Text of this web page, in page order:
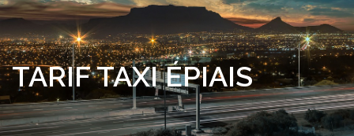
TARIF TAXI ÉPIAIS